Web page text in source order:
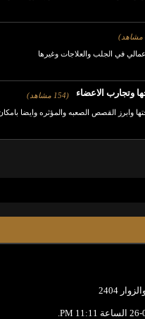
في الجلب والعلاجات وغيرها
وتجارب الاعضاء
(154 مشاهد)
وابرز القصص الصعبه والمؤثره وايضا
11:11 PM
.